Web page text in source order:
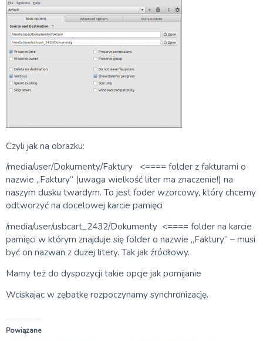
Czyli jak na obrazku:
/media/user/Dokumenty/Faktury <==== folder z fakturami o
nazwie „Faktury” (uwaga wielkość liter ma znaczenie!) na
naszym dusku twardym. To jest foder wzorcowy, który chcemy
odtworzyć na docelowej karcie pamięci
/media/user/usbcart_2432/Dokumenty <==== folder na karcie
pamięci w którym znajduje się folder o nazwie „Faktury” – musi
być on nazwan z dużej litery. Tak jak źródłowy.
Mamy też do dyspozycji takie opcje jak pomijanie
Wciskając w zębatkę rozpoczynamy synchronizację.
Powiązane